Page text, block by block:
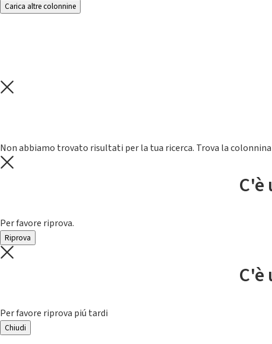
Carica altre colonnine
Non abbiamo trovato risultati per la tua ricerca. Trova la
C'è
Per favore riprova.
Riprova
C'è
Per favore riprova piú tardi
Chiudi